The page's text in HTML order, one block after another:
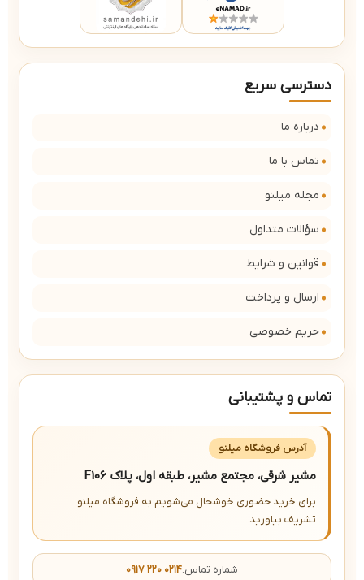
دسترسی سریع
درباره ما
تماس با ما
مجله میلنو
سؤالات متداول
قوانین و شرایط
ارسال و پرداخت
حریم خصوصی
تماس و پشتیبانی
آدرس فروشگاه میلنو
مشیر شرقی، مجتمع مشیر، طبقه اول، پلاک F106
برای خرید حضوری خوشحال می‌شویم به فروشگاه میلنو
تشریف بیاورید.
شماره تماس:۰۹۱۷ ۲۲۰ ۰۲۱۴